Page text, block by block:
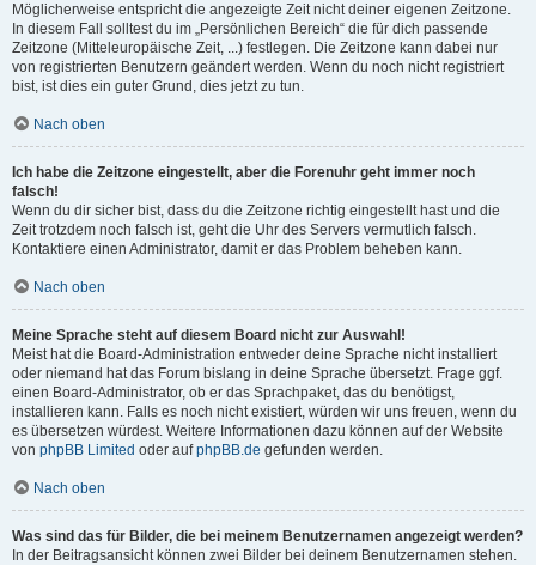
Möglicherweise entspricht die angezeigte Zeit nicht deiner eigenen Zeitzone.
In diesem Fall solltest du im „Persönlichen Bereich“ die für dich passende
Zeitzone (Mitteleuropäische Zeit, ...) festlegen. Die Zeitzone kann dabei nur
von registrierten Benutzern geändert werden. Wenn du noch nicht registriert
bist, ist dies ein guter Grund, dies jetzt zu tun.
Nach oben
Ich habe die Zeitzone eingestellt, aber die Forenuhr geht immer noch
falsch!
Wenn du dir sicher bist, dass du die Zeitzone richtig eingestellt hast und die
Zeit trotzdem noch falsch ist, geht die Uhr des Servers vermutlich falsch.
Kontaktiere einen Administrator, damit er das Problem beheben kann.
Nach oben
Meine Sprache steht auf diesem Board nicht zur Auswahl!
Meist hat die Board-Administration entweder deine Sprache nicht installiert
oder niemand hat das Forum bislang in deine Sprache übersetzt. Frage ggf.
einen Board-Administrator, ob er das Sprachpaket, das du benötigst,
installieren kann. Falls es noch nicht existiert, würden wir uns freuen, wenn du
es übersetzen würdest. Weitere Informationen dazu können auf der Website
von phpBB Limited oder aufphpBB.de gefunden werden.
Nach oben
Was sind das für Bilder, die bei meinem Benutzernamen angezeigt werden?
In der Beitragsansicht können zwei Bilder bei deinem Benutzernamen stehen.